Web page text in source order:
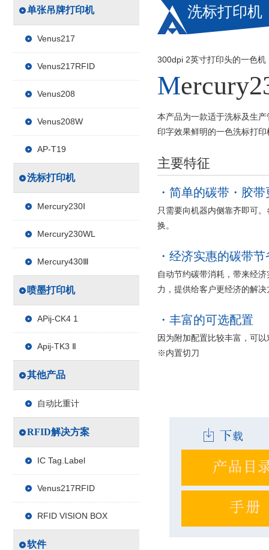
洗标打印机
300dpi 2英寸打印头的一色机
本产品为一款适于洗标及生
印字效果鲜明的一色洗标打印
主要特征
简单的碳带・胶带
只需要向机器内侧靠齐即可
换。
经济实惠的碳带节
自动节约碳带消耗，带来经
力，提供给客户更经济的解决
丰富的可选配置
因为附加配置比较丰富，可
※内置切刀
单张吊牌打印机
Venus217
Venus217RFID
Venus208
Venus208W
AP-T19
洗标打印机
Mercury230Ⅰ
Mercury230WL
Mercury430Ⅲ
喷墨打印机
APij-CK4 1
Apij-TK3 Ⅱ
其他产品
自动比重计
RFID解决方案
IC Tag.Label
Venus217RFID
RFID VISION BOX
软件